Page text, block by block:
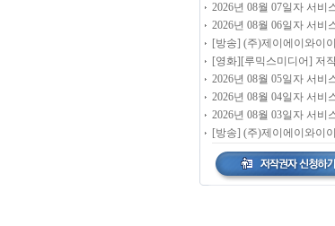
2026년 08월 07일자 서비
2026년 08월 06일자 서비
[방송] (주)제이에이와이
[영화][루믹스미디어] 저
2026년 08월 05일자 서비
2026년 08월 04일자 서비
2026년 08월 03일자 서비
[방송] (주)제이에이와이